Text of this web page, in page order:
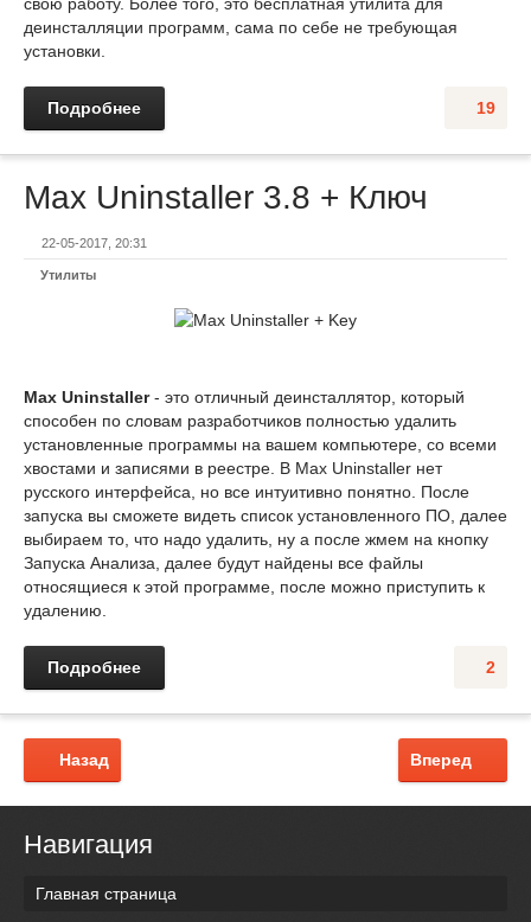
деинсталляции программ, сама по себе не требующая
установки.
19
Подробнее
Max Uninstaller 3.8 + Ключ
22-05-2017, 20:31
Утилиты
Max Uninstaller- это отличный деинсталлятор, который
способен по словам разработчиков полностью удалить
установленные программы на вашем компьютере, со всеми
хвостами и записями в реестре. В Max Uninstaller нет
русского интерфейса, но все интуитивно понятно. После
запуска вы сможете видеть список установленного ПО, далее
выбираем то, что надо удалить, ну а после жмем на кнопку
Запуска Анализа, далее будут найдены все файлы
относящиеся к этой программе, после можно приступить к
удалению.
2
Подробнее
Вперед
Назад
Навигация
Главная страница